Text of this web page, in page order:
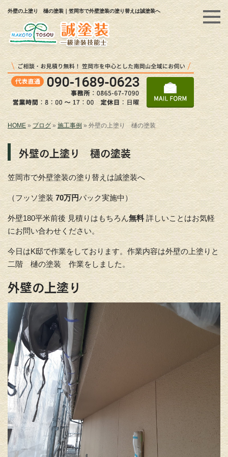
外壁の上塗り 樋の塗装｜笠岡市で外壁塗装の塗り替えは誠塗装へ
HOME» ブログ» 施工事例 » 外壁の上塗り 樋の塗装
外壁の上塗り 樋の塗装
笠岡市で外壁塗装の塗り替えは誠塗装へ
（フッソ塗装 70万円パック実施中）
外壁180平米前後 見積りはもちろん無料詳しいことはお気軽
にお問い合わせください。
今日はK邸で作業をしております。作業内容は外壁の上塗りと
二階 樋の塗装 作業をしました。
外壁の上塗り